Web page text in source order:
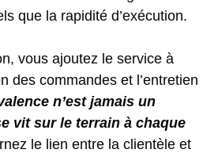
que la rapidité d’exécution.
vous ajoutez le service à
des commandes et l’entretien
n’est jamais un
vit sur le terrain à chaque
le lien entre la clientèle et